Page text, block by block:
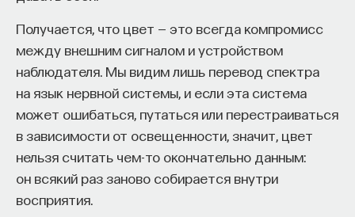
Получается, что цвет — это всегда компромисс
между внешним сигналом и устройством
наблюдателя. Мы видим лишь перевод спектра
на язык нервной системы, и если эта система
может ошибаться, путаться или перестраиваться
в зависимости от освещенности, значит, цвет
нельзя считать чем-то окончательно данным:
он всякий раз заново собирается внутри
восприятия.
к сложному мышлению. Третья — развитие
общества, вклад в то, каким оно будет.
И четвертая — социальная эффективность,
то есть забота о том, как человек будет работать
за пределами университета и насколько
эффективным окажется в команде и профессии.
Университет не всегда может точно
предсказать, какие именно рабочие места ждут
выпускника, но сама эта оптика тоже остается